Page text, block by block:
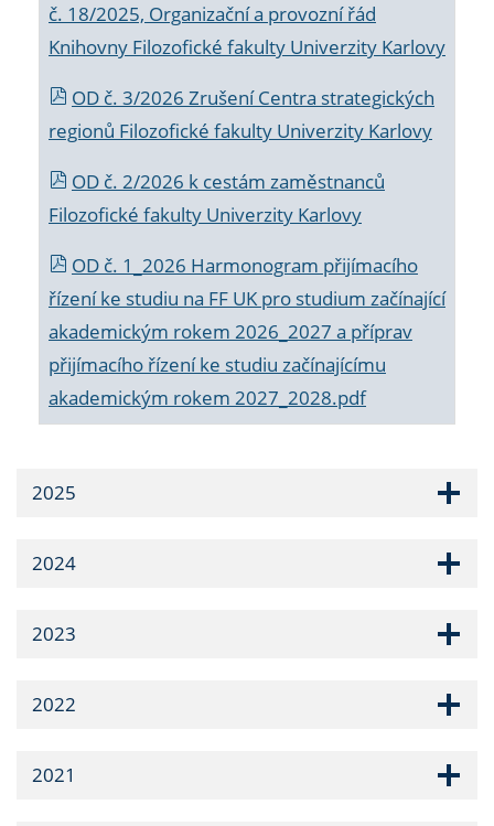
č. 18/2025, Organizační a provozní řád
Knihovny Filozofické fakulty Univerzity Karlovy
OD č. 3/2026 Zrušení Centra strategických
regionů Filozofické fakulty Univerzity Karlovy
OD č. 2/2026 k cestám zaměstnanců
Filozofické fakulty Univerzity Karlovy
OD č. 1_2026 Harmonogram přijímacího
řízení ke studiu na FF UK pro studium začínající
akademickým rokem 2026_2027 a příprav
přijímacího řízení ke studiu začínajícímu
akademickým rokem 2027_2028.pdf
2025
2024
2023
2022
2021